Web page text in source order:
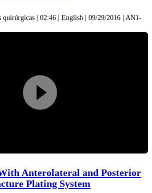
quirúrgicas | 02:46 | English | 09/29/2016 | AN1-
Play
Video
Anterolateral and Posterior
Plating System